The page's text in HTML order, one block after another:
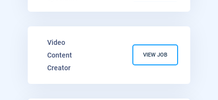
Video
Content
Creator
VIEW JOB